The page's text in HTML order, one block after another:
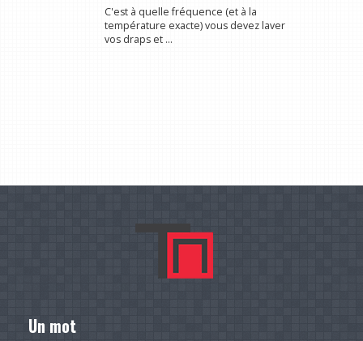
C'est à quelle fréquence (et à la
température exacte) vous devez laver
vos draps et ...
Un mot